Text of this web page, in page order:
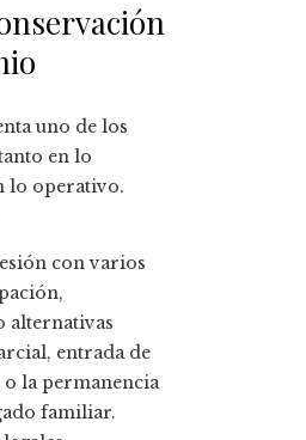
uno de los
en lo
lo operativo.
con varios
alternativas
entrada de
o la permanencia
familiar.